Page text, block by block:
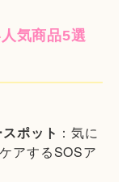
気商品5選
ポット ：気に
アするSOSア